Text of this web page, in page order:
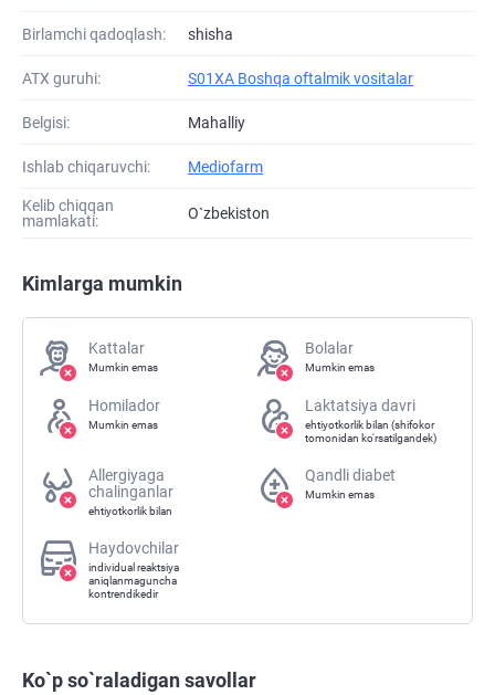
Birlamchi qadoqlash: shisha
ATХ guruhi: S01XA Boshqa oftalmik vositalar
Belgisi: Mahalliy
Ishlab chiqaruvchi: Mediofarm
Kelib chiqqan
mamlakati:
O`zbekiston
Kimlarga mumkin
Kattalar
Mumkin emas
Bolalar
Mumkin emas
Homilador
Mumkin emas
Laktatsiya davri
ehtiyotkorlik bilan (shifokor
tomonidan ko'rsatilgandek)
Allergiyaga
chalinganlar
ehtiyotkorlik bilan
Qandli diabet
Mumkin emas
Haydovchilar
individual reaktsiya
aniqlanmaguncha
kontrendikedir
Ko`p so`raladigan savollar